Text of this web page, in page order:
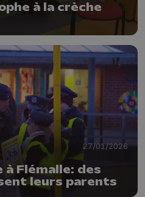
à la crèche
27/01/2026
Flémalle: des
leurs parents